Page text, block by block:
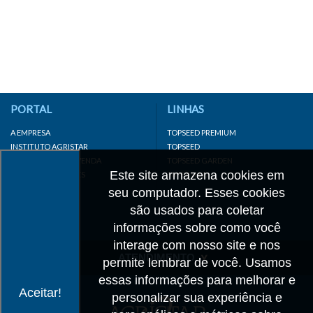
Aceitar!
Este site armazena cookies em
seu computador. Esses cookies
são usados para coletar
informações sobre como você
interage com nosso site e nos
permite lembrar de você. Usamos
essas informações para melhorar e
personalizar sua experiência e
PORTAL
A EMPRESA
INSTITUTO AGRISTAR
DISTRIBUIDOR/REVENDA
LINKS IMPORTANTES
LINHAS
TOPSEED PREMIUM
TOPSEED
TOPSEED GARDEN
SUPERSEED
ATENDIMENTO